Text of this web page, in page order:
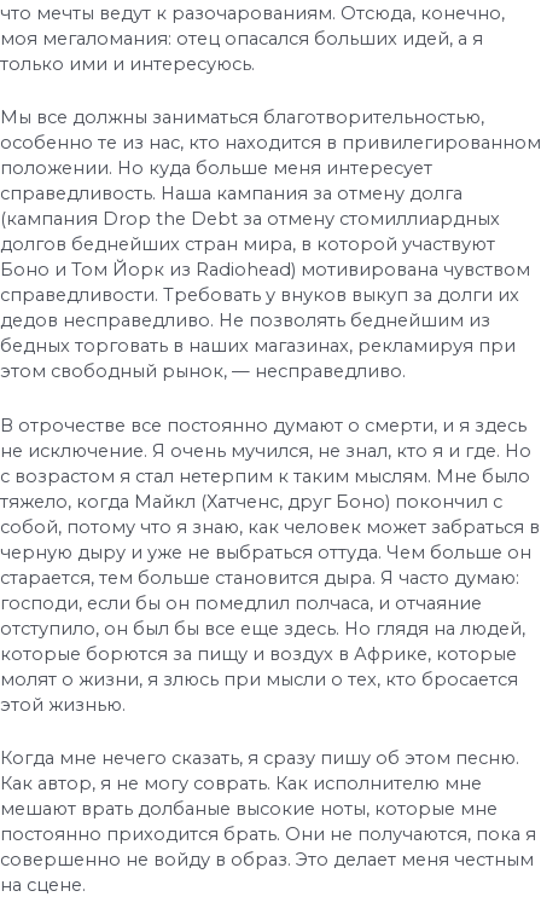
что мечты ведут к разочарованиям. Отсюда, конечно,
моя мегаломания: отец опасался больших идей, а я
только ими и интересуюсь.
Мы все должны заниматься благотворительностью,
особенно те из нас, кто находится в привилегированном
положении. Но куда больше меня интересует
справедливость. Наша кампания за отмену долга
(кампания Drop the Debt за отмену стомиллиардных
долгов беднейших стран мира, в которой участвуют
Боно и Том Йорк из Radiohead) мотивирована чувством
справедливости. Требовать у внуков выкуп за долги их
дедов несправедливо. Не позволять беднейшим из
бедных торговать в наших магазинах, рекламируя при
этом свободный рынок, — несправедливо.
В отрочестве все постоянно думают о смерти, и я здесь
не исключение. Я очень мучился, не знал, кто я и где. Но
с возрастом я стал нетерпим к таким мыслям. Мне было
тяжело, когда Майкл (Хатченс, друг Боно) покончил с
собой, потому что я знаю, как человек может забраться в
черную дыру и уже не выбраться оттуда. Чем больше он
старается, тем больше становится дыра. Я часто думаю:
господи, если бы он помедлил полчаса, и отчаяние
отступило, он был бы все еще здесь. Но глядя на людей,
которые борются за пищу и воздух в Африке, которые
молят о жизни, я злюсь при мысли о тех, кто бросается
этой жизнью.
Когда мне нечего сказать, я сразу пишу об этом песню.
Как автор, я не могу соврать. Как исполнителю мне
мешают врать долбаные высокие ноты, которые мне
постоянно приходится брать. Они не получаются, пока я
совершенно не войду в образ. Это делает меня честным
на сцене.